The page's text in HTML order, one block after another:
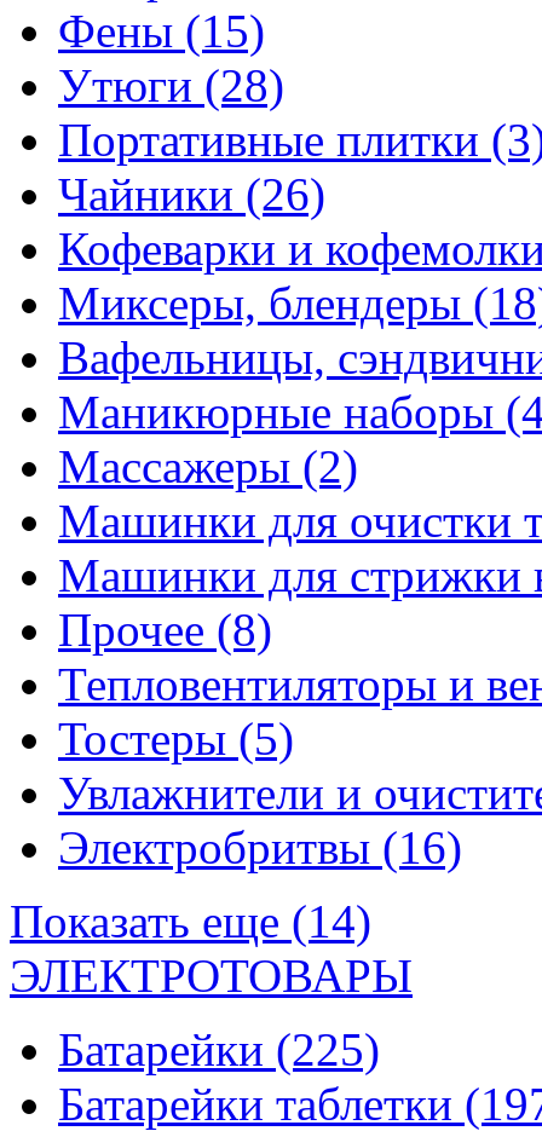
Фены (15)
Утюги (28)
Портативные плитки
Чайники (26)
Кофеварки и
Миксеры, блендеры
Вафельницы,
Маникюрные наборы
Массажеры (2)
Машинки для очистки
Машинки для стрижки
Прочее (8)
Тепловентиляторы и
Тостеры (5)
Увлажнители и
Электробритвы (16)
Показать еще (14)
ЭЛЕКТРОТОВАРЫ
Батарейки (225)
Батарейки таблетки